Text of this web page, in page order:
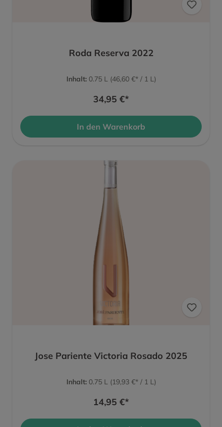
Roda Reserva 2022
Inhalt: 0.75 L (46,60 €* / 1 L)
34,95 €*
In den Warenkorb
Jose Pariente Victoria Rosado 2025
Inhalt: 0.75 L (19,93 €* / 1 L)
14,95 €*